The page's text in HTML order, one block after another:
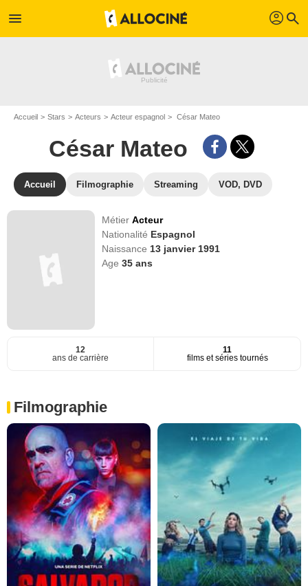
menu profil search
Accueil Stars Acteurs Acteur espagnol César Mateo
César Mateo
Accueil Filmographie Streaming VOD, DVD
MétierActeur
Nationalité Espagnol
Naissance 13 janvier 1991
Age35 ans
12
ans de carrière
11
films et séries tournés
Filmographie